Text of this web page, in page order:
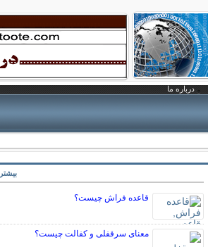
درباره ما
قاعده فراش چیست؟
معنای سرقفلی و کفالت چیست؟